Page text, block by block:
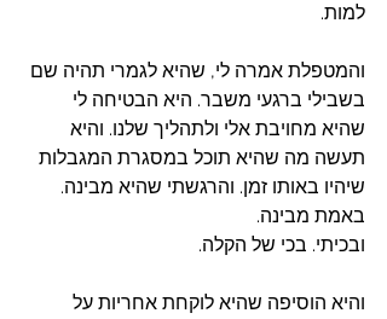
למות.
והמטפלת אמרה לי, שהיא לגמרי תהיה שם
בשבילי ברגעי משבר. היא הבטיחה לי
שהיא מחויבת אלי ולתהליך שלנו. והיא
תעשה מה שהיא תוכל במסגרת המגבלות
שיהיו באותו זמן. והרגשתי שהיא מבינה.
באמת מבינה.
ובכיתי. בכי של הקלה.
והיא הוסיפה שהיא לוקחת אחריות על